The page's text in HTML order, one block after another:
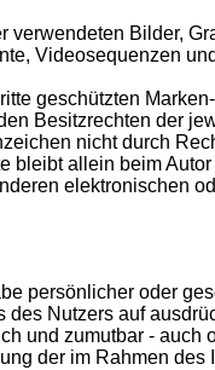
Bilder,
Videosequenzen
geschützten
Besitzrechten der
nicht durch
bleibt allein beim
elektronischen
persönlicher oder
Nutzers auf
und zumutbar - auch
der im Rahmen